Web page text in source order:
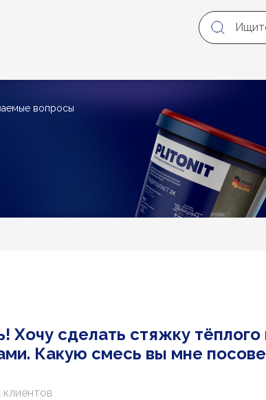
вопросы
Хочу сделать стяжку тёплого
Какую смесь вы мне